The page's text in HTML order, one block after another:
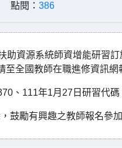
點閱： 386
助資源系統師資增能研習
至全國教師在職進修資訊網
、111年1月27日研習代
鼓勵有興趣之教師報名參